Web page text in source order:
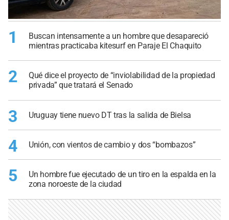
1
Buscan intensamente a un hombre que desapareció
mientras practicaba kitesurf en Paraje El Chaquito
2
Qué dice el proyecto de “inviolabilidad de la propiedad
privada” que tratará el Senado
3 Uruguay tiene nuevo DT tras la salida de Bielsa
4 Unión, con vientos de cambio y dos “bombazos”
5
Un hombre fue ejecutado de un tiro en la espalda en la
zona noroeste de la ciudad